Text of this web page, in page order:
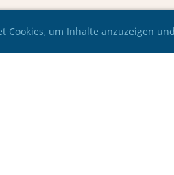
Cookies, um Inhalte anzuzeigen